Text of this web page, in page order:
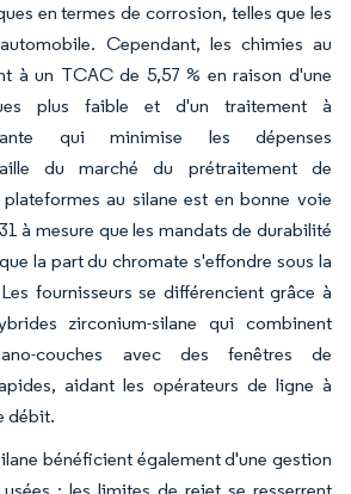
en termes de corrosion, telles que les
Cependant, les chimies au
à un TCAC de 5,57 % en raison d'une
plus faible et d'un traitement à
qui minimise les dépenses
du marché du prétraitement de
au silane est en bonne voie
à mesure que les mandats de durabilité
la part du chromate s'effondre sous la
fournisseurs se différencient grâce à
zirconium-silane qui combinent
couches avec des fenêtres de
aidant les opérateurs de ligne à
débit.
bénéficient également d'une gestion